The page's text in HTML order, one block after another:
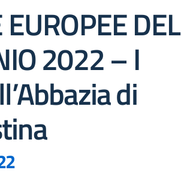
DEL
2022 – I
di